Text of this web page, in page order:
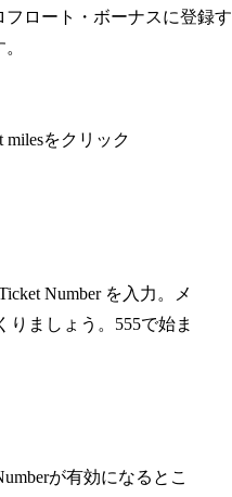
ロート・ボーナスに登録す
milesをクリック
Number を入力。メ
りましょう。555で始ま
が有効になるとこ